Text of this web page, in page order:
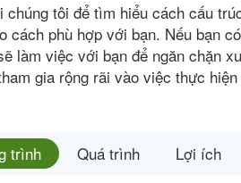
chúng tôi để tìm hiểu cách cấu
cách phù hợp với bạn. Nếu bạn
làm việc với bạn để ngăn chặn
gia rộng rãi vào việc thực hiện
trình Quá trình Lợi ích